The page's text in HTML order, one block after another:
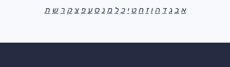
א ב ג ד ה ו ז ח ט י כ ל מ נ ס ע פ צ ק ר ש ת